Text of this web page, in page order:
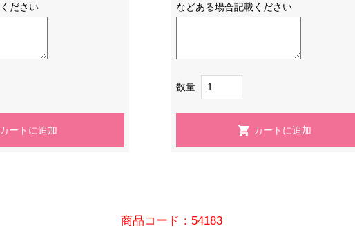
ださい
などある場合記載ください
数量
商品コード：54183